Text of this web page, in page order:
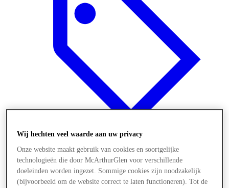
Aanbiedingen
Wij hechten veel waarde aan uw privacy
Onze website maakt gebruik van cookies en soortgelijke
technologieën die door McArthurGlen voor verschillende
doeleinden worden ingezet. Sommige cookies zijn noodzakelijk
(bijvoorbeeld om de website correct te laten functioneren). Tot de